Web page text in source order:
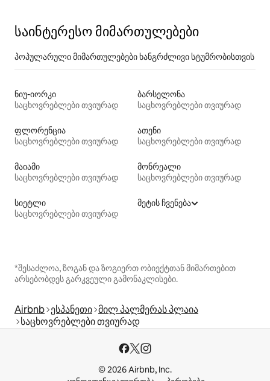
საინტერესო მიმართულებები
პოპულარული მიმართულებები ხანგრძლივი სტუმრობისთვის
ნიუ-იორკი
საცხოვრებლები თვიურად
ბარსელონა
საცხოვრებლები თვიურად
ფლორენცია
საცხოვრებლები თვიურად
ათენი
საცხოვრებლები თვიურად
მაიამი
საცხოვრებლები თვიურად
მონრეალი
საცხოვრებლები თვიურად
სიეტლი
საცხოვრებლები თვიურად
მეტის ჩვენება
*შესაძლოა, ზოგან და ზოგიერთ ობიექტთან მიმართებით
არსებობდეს გარკვეული გამონაკლისები.
Airbnb ესპანეთი მილ პალმერას პლაია
საცხოვრებლები თვიურად
© 2026 Airbnb, Inc.